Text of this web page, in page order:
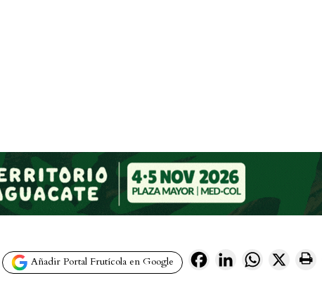
Añadir Portal Frutícola en Google FacebookLinkedInWhatsApp
X